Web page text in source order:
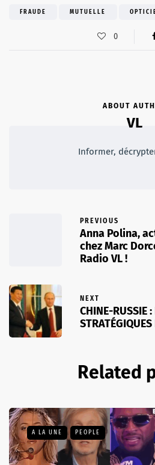
FRAUDE MUTUELLE
0
ABOUT
VL
Informer,
PREVIOUS
Anna Polina,
chez Marc
Radio VL !
NEXT
CHINE-RUSSIE
Related
A LA UNE PEOPLE